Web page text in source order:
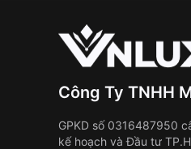
Công Ty TNHH
GPKD số 0316487950
kế hoạch và Đầu tư